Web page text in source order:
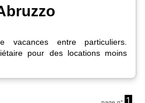
vacances entre particuliers.
pour des locations moins